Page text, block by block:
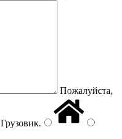
Пожалуйста,
Грузовик.